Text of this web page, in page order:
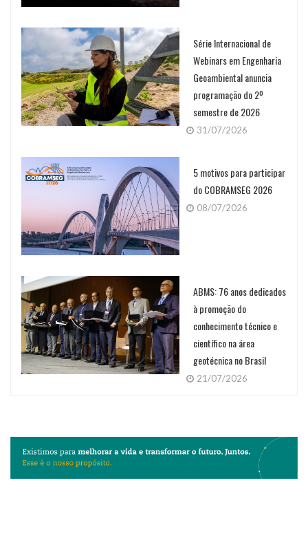
Série Internacional de
Webinars em Engenharia
Geoambiental anuncia
programação do 2º
semestre de 2026
31/07/2026
5 motivos para participar
do COBRAMSEG 2026
08/07/2026
ABMS: 76 anos dedicados
à promoção do
conhecimento técnico e
científico na área
geotécnica no Brasil
21/07/2026